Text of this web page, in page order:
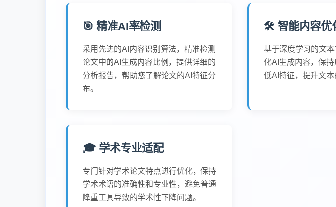
🎯 精准AI率检测
采用先进的AI内容识别算法，精准检测
论文中的AI生成内容比例，提供详细的
分析报告，帮助您了解论文的AI特征分
布。
🛠️ 智能内容优
基于深度学习的文
化AI生成内容，保
低AI特征，提升文本
🎓 学术专业适配
专门针对学术论文特点进行优化，保持
学术术语的准确性和专业性，避免普通
降重工具导致的学术性下降问题。